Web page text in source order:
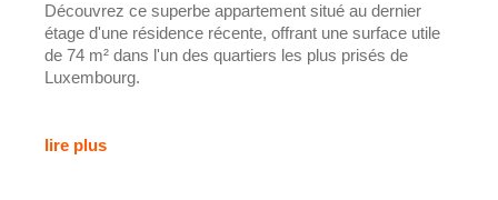
Découvrez ce superbe appartement situé au dernier
étage d'une résidence récente, offrant une surface utile
de 74 m² dans l'un des quartiers les plus prisés de
Luxembourg.
lumière, avec une cuisine ouverte entièrement équipée.
lire plus